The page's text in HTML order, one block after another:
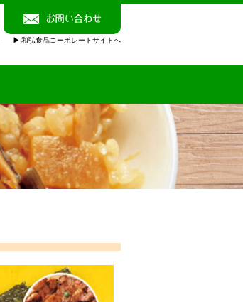
和弘食品コーポレートサイトへ